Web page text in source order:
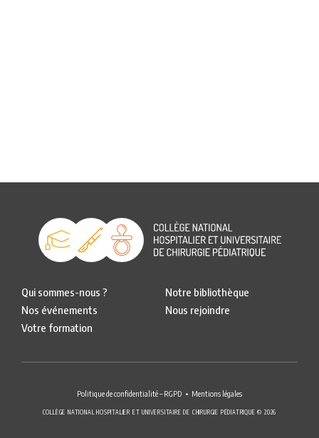
Qui sommes-nous ?
Nos événements
Votre formation
Notre bibliothèque
Nous rejoindre
Politique de confidentialité – RGPD Mentions légales
COLLÈGE NATIONAL HOSPITALIER ET UNIVERSITAIRE DE CHIRURGIE PÉDIATRIQUE © 2026